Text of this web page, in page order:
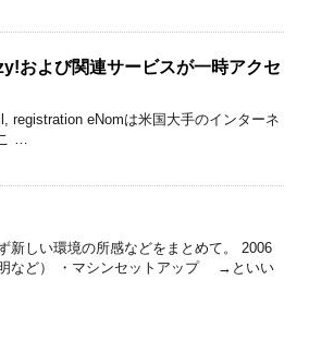
および関連サービスが一時アクセ
registration eNomは米国大手のインターネ
…
新しい環境の所感などをまとめて。 2006
など） ・マシンセットアップ →といい